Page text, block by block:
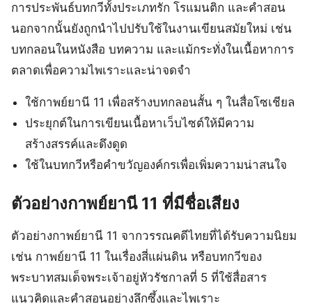
การประพันธ์บทกวีทั้งประเภทรัก โรแมนติก และคำสอน
นอกจากนั้นยังถูกนำไปปรับใช้ในงานเขียนสมัยใหม่ เช่น
บทกลอนในหนังสือ บทความ และแม้กระทั่งในเนื้อหาการ
ตลาดเพื่อความไพเราะและน่าจดจำ
ใช้กาพย์ยานี 11 เพื่อสร้างบทกลอนสั้น ๆ ในสื่อโซเชียล
ประยุกต์ในการเขียนเนื้อหาเว็บไซต์ให้มีความ
สร้างสรรค์และดึงดูด
ใช้ในบทกวีหรือคำขวัญองค์กรเพื่อเพิ่มความน่าสนใจ
ตัวอย่างกาพย์ยานี 11 ที่มีชื่อเสียง
ตัวอย่างกาพย์ยานี 11 จากวรรณคดีไทยที่ได้รับความนิยม
เช่น กาพย์ยานี 11 ในเรื่องสี่แผ่นดิน หรือบทกวีของ
พระบาทสมเด็จพระเจ้าอยู่หัวรัชกาลที่ 5 ที่ใช้สื่อสาร
แนวคิดและคำสอนอย่างลึกซึ้งและไพเราะ